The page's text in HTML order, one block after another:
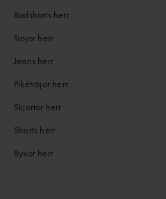
Badshorts herr
Tröjor herr
Jeans herr
Pikétröjor herr
Skjortor herr
Shorts herr
Byxor herr